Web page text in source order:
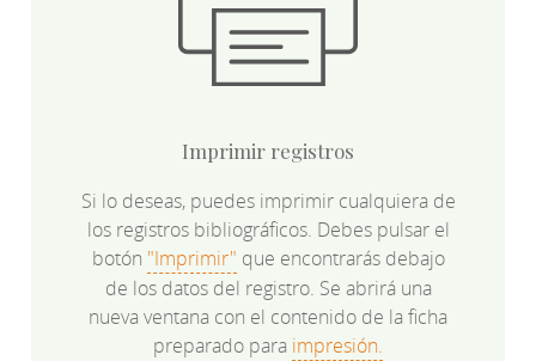
Imprimir registros
Si lo deseas, puedes imprimir cualquiera de
los registros bibliográficos. Debes pulsar el
botón "Imprimir" que encontrarás debajo
de los datos del registro. Se abrirá una
nueva ventana con el contenido de la ficha
preparado para impresión.